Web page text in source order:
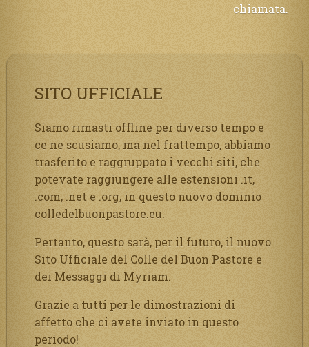
chiamata.
SITO UFFICIALE
Siamo rimasti offline per diverso tempo e
ce ne scusiamo, ma nel frattempo, abbiamo
trasferito e raggruppato i vecchi siti, che
potevate raggiungere alle estensioni .it,
.com, .net e .org, in questo nuovo dominio
colledelbuonpastore.eu.
Pertanto, questo sarà, per il futuro, il nuovo
Sito Ufficiale del Colle del Buon Pastore e
dei Messaggi di Myriam.
Grazie a tutti per le dimostrazioni di
affetto che ci avete inviato in questo
periodo!